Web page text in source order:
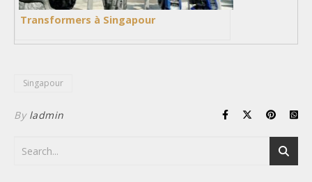
Transformers à Singapour
Singapour
By ladmin